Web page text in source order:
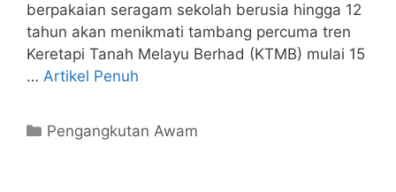
berpakaian seragam sekolah berusia hingga 12
tahun akan menikmati tambang percuma tren
Keretapi Tanah Melayu Berhad (KTMB) mulai 15
… Artikel Penuh
Categories
Pengangkutan Awam